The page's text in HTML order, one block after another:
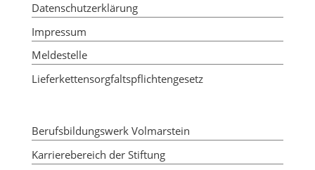
Datenschutzerklärung
Impressum
Meldestelle
Lieferkettensorgfaltspflichtengesetz
Berufsbildungswerk Volmarstein
Karrierebereich der Stiftung